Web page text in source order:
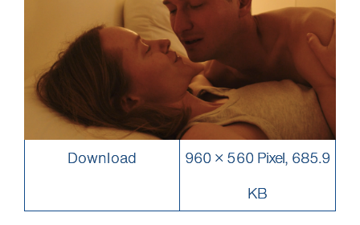
Download
960 × 560 Pixel, 685.9
KB